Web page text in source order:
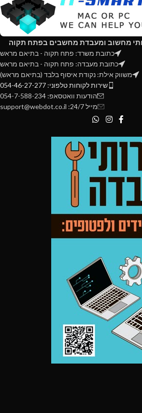
המעבד
וירוס
מחשוב ומעבדת מחשבים בפתח תקוה
כתובת משרד: פתח תקוה - בתיאם מראש
כתובת מעבדה: פתח תקוה - בתיאם מראש
משווק אילת: נקודת איסוף בלבד (בתיאם מראש)
שירות לקוחות טלפוני: 054-46-27-277
הודעות וואטסאפ: 054-7-588-234
מייל 24/7: support@webdot.co.il